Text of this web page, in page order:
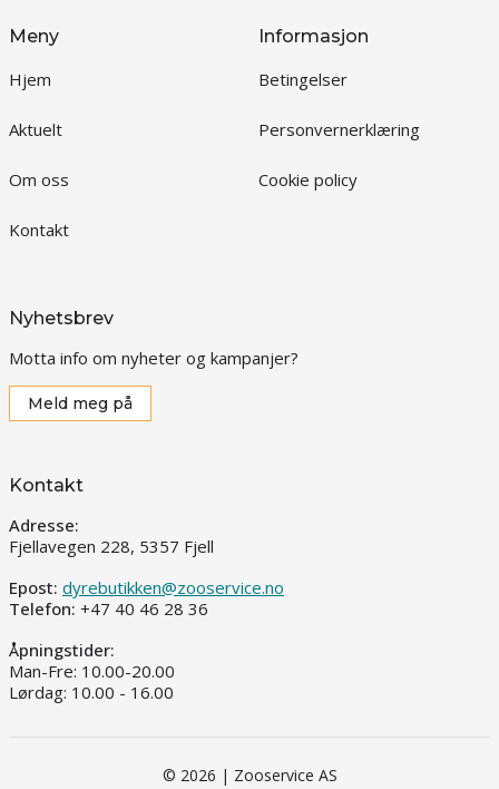
Meny
Hjem
Aktuelt
Om oss
Kontakt
Informasjon
Betingelser
Personvernerklæring
Cookie policy
Nyhetsbrev
Motta info om nyheter og kampanjer?
Meld meg på
Kontakt
Adresse:
Fjellavegen 228, 5357 Fjell
Epost: dyrebutikken@zooservice.no
Telefon: +47 40 46 28 36
Åpningstider:
Man-Fre: 10.00-20.00
Lørdag: 10.00 - 16.00
© 2026 | Zooservice AS